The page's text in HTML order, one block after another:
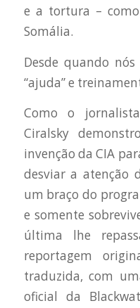
e a tortura –
Somália.
Desde quando
“ajuda” e
Como o
Ciralsky
invenção da CIA
desviar a atenção
um braço do
e somente
última lhe
reportagem
traduzida, com
oficial da